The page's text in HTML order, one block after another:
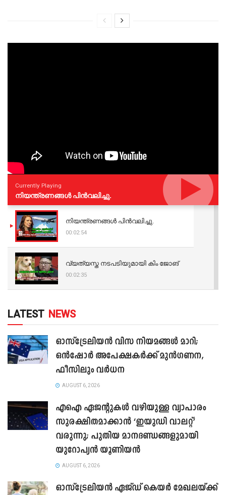
Currently Playing
നിയന്ത്രണങ്ങള്‍ പിന്‍വലിച്ചു.
നിയന്ത്രണങ്ങള്‍ പിന്‍വലിച്ചു.
00:02:54
വ്യത്യസ്ത നടപടിയുമായി കിം ജോങ്
00:02:35
LATEST NEWS
ഓസ്‌ട്രേലിയൻ വിസ നിയമങ്ങൾ മാറി;
ഒൻഷോർ അപേക്ഷകർക്ക് മുൻഗണന,
ഫീസിലും വർധന
AUGUST 6, 2026
എഐ ഏജന്റുകൾ വഴിയുള്ള വ്യാപാരം
സുരക്ഷിതമാക്കാൻ ‘ഇയുഡി വാലറ്റ്’
വരുന്നു; പുതിയ മാനദണ്ഡങ്ങളുമായി
യുറോപ്യൻ യൂണിയൻ
AUGUST 6, 2026
ഓസ്‌ട്രേലിയൻ ഏജ്ഡ് കെയർ മേഖലയ്ക്ക്